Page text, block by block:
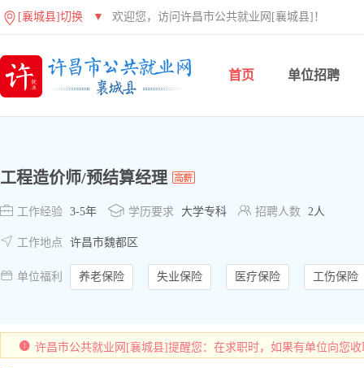
[襄城县]切换 ▼ 欢迎您，访问许昌市公共就业网[襄城县]！
首页 单位招聘
工程造价师/预结算经理
 工作经验 3-5年  学历要求 大学专科  招聘人数 2人
 工作地点 许昌市魏都区
 单位福利 养老保险 失业保险 医疗保险 工伤保险
许昌市公共就业网[襄城县]提醒您：在求职时，如果有单位向您